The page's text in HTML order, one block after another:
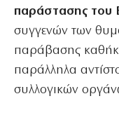
παράστασης του
συγγενών των
παράβασης
παράλληλα
συλλογικών